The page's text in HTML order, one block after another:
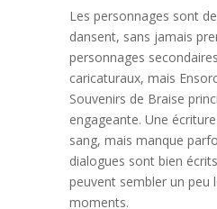
Les personnages sont
dansent, sans jamais
personnages
caricaturaux, mais
Souvenirs de Braise
engageante. Une
sang, mais manque
dialogues sont bien
peuvent sembler un peu
moments.